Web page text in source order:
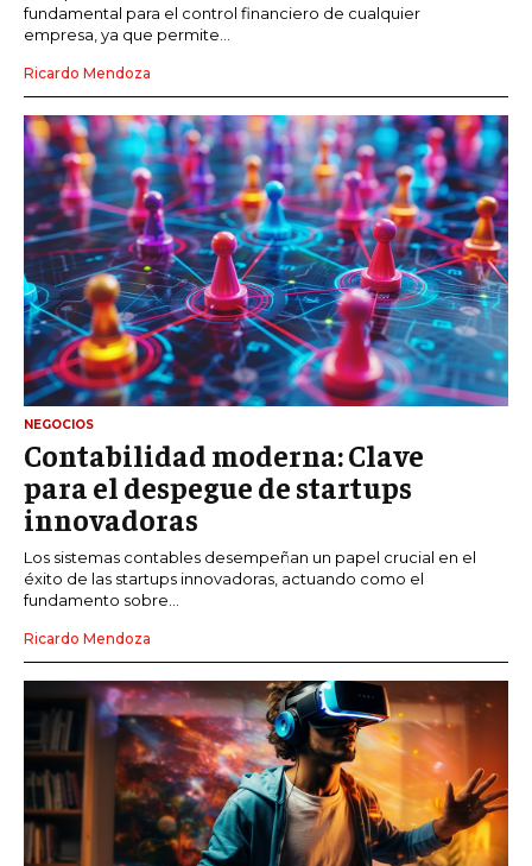
fundamental para el control financiero de cualquier
empresa, ya que permite...
Ricardo Mendoza
NEGOCIOS
Contabilidad moderna: Clave
para el despegue de startups
innovadoras
Los sistemas contables desempeñan un papel crucial en el
éxito de las startups innovadoras, actuando como el
fundamento sobre...
Ricardo Mendoza